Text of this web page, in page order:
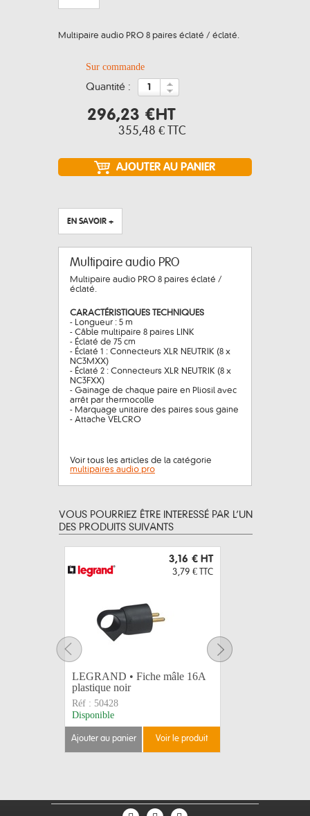
Multipaire audio PRO 8 paires éclaté / éclaté.
Sur commande
quantité :
296,23 €HT
355,48 € TTC
EN SAVOIR +
Multipaire audio PRO
Multipaire audio PRO 8 paires éclaté /
éclaté.
CARACTÉRISTIQUES TECHNIQUES
- Longueur : 5 m
- Câble multipaire 8 paires LINK
- Éclaté de 75 cm
- Éclaté 1 : Connecteurs XLR NEUTRIK (8 x
NC3MXX)
- Éclaté 2 : Connecteurs XLR NEUTRIK (8 x
NC3FXX)
- Gainage de chaque paire en Pliosil avec
arrêt par thermocolle
- Marquage unitaire des paires sous gaine
- Attache VELCRO
Voir tous les articles de la catégorie
multipaires audio pro
VOUS POURRIEZ ÊTRE INTERESSÉ PAR L’UN
DES PRODUITS SUIVANTS
3,16 € HT
3,79 € TTC
LEGRAND • Fiche mâle 16A
plastique noir
Réf : 50428
Disponible
ajouter au panier voir le produit